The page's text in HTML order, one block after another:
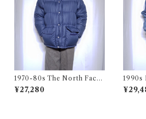
1970-80s The North Face
Down Jacket Talon Navy /
茶タグ ノースフェイス ダウン
¥27,280
1990s
ountry
m